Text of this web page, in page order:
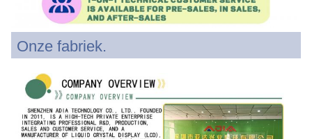
Onze fabriek.